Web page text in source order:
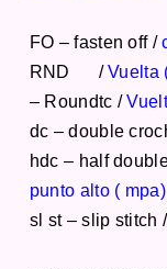
FO – fasten off /
RND /Vuelta
– Roundtc /
dc – double
hdc – half
punto alto ( mpa)
sl st – slip stitch /